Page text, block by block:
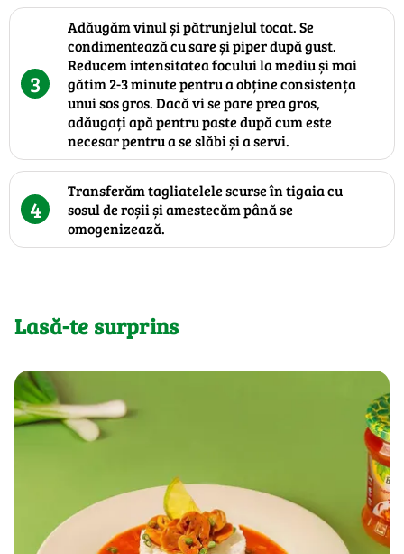
3
Adăugăm vinul și pătrunjelul tocat. Se
condimentează cu sare și piper după gust.
Reducem intensitatea focului la mediu și mai
gătim 2-3 minute pentru a obține consistența
unui sos gros. Dacă vi se pare prea gros,
adăugați apă pentru paste după cum este
necesar pentru a se slăbi și a servi.
4
Transferăm tagliatelele scurse în tigaia cu
sosul de roșii și amestecăm până se
omogenizează.
Lasă-te surprins